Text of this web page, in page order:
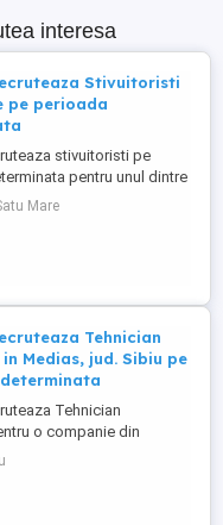
interesa
Stivuitoristi
pe perioada
stivuitoristi pe
pentru unul dintre
furnizori mondiali de
industria auto.
principale: - manipularea
...
Mare
Tehnician
Medias, jud. Sibiu pe
Tehnician
o companie din
activitate este
si accesorii pentru
produc componente din